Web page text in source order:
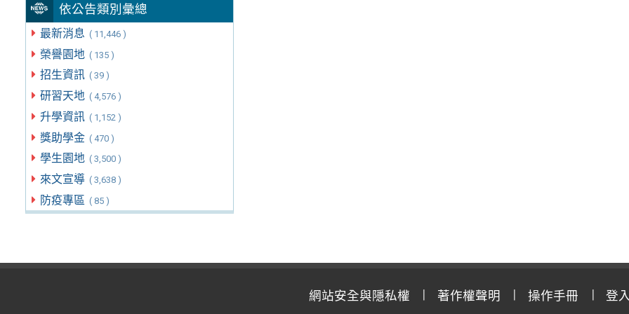
依公告類別彙總
最新消息 ( 11,446 )
榮譽園地 ( 135 )
招生資訊 ( 39 )
研習天地 ( 4,576 )
升學資訊 ( 1,152 )
獎助學金 ( 470 )
學生園地 ( 3,500 )
來文宣導 ( 3,638 )
防疫專區 ( 85 )
網站安全與隱私權 著作權聲明 操作手冊 登